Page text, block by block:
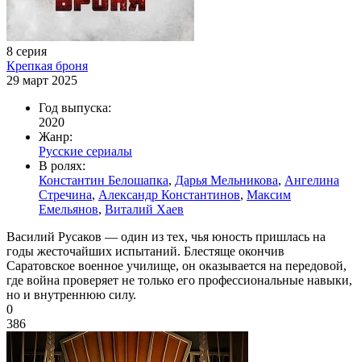
8 серия
Крепкая броня
29 март 2025
Год выпуска:
2020
Жанр:
Русские сериалы
В ролях:
Константин Белошапка, Дарья Мельникова, Ангелина
Стречина, Александр Константинов, Максим
Емельянов, Виталий Хаев
Василий Русаков — один из тех, чья юность пришлась на
годы жесточайших испытаний. Блестяще окончив
Саратовское военное училище, он оказывается на передовой,
где война проверяет не только его профессиональные навыки,
но и внутреннюю силу.
0
386